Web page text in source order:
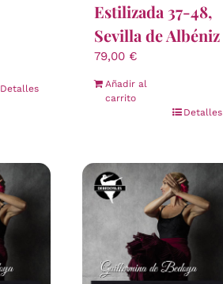
Detalles
Estilizada 37-48,
Sevilla de Albéniz
79,00 €
Añadir al
carrito
Detalles